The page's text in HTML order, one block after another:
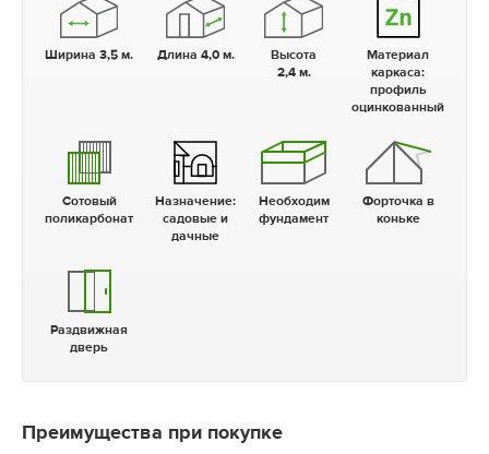
Ширина 3,5 м. Длина 4,0 м.
Высота
2,4 м.
Материал
каркаса:
профиль
оцинкованный
Сотовый
поликарбонат
Назначение:
садовые и
дачные
Необходим
фундамент
Форточка в
коньке
Раздвижная
дверь
Преимущества при покупке